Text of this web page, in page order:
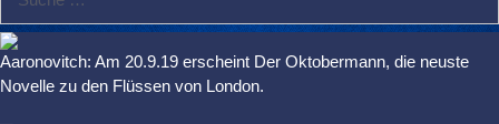
nach:
Aaronovitch: Am 20.9.19 erscheint Der Oktobermann, die neuste
Novelle zu den Flüssen von London.